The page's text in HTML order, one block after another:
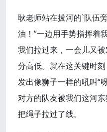
耿老师站在拔河的`队伍
油！”一边用手势指挥着
我们拉过来，一会儿又
分高低。就在这关键时
发出像狮子一样的吼叫“
对方的队友被我们这河
把绳子拉过了线。